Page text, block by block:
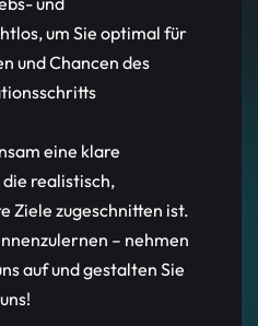
um Sie optimal für
und Chancen des
eine klare
realistisch,
Ziele zugeschnitten ist.
– nehmen
auf und gestalten Sie